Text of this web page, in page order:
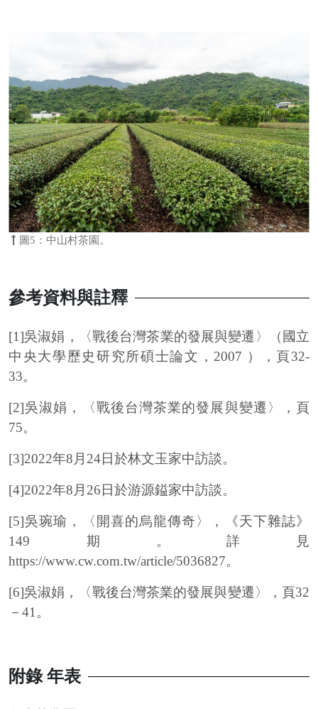
圖5：中山村茶園。
參考資料與註釋
[1]吳淑娟，〈戰後台灣茶業的發展與變遷〉（國立
中央大學歷史研究所碩士論文，2007 ），頁32-
33。
[2]吳淑娟，〈戰後台灣茶業的發展與變遷〉，頁
75。
[3]2022年8月24日於林文玉家中訪談。
[4]2022年8月26日於游源鎰家中訪談。
[5]吳琬瑜，〈開喜的烏龍傳奇〉，《天下雜誌》
149期。詳見
https://www.cw.com.tw/article/5036827。
[6]吳淑娟，〈戰後台灣茶業的發展與變遷〉，頁32
－41。
附錄 年表